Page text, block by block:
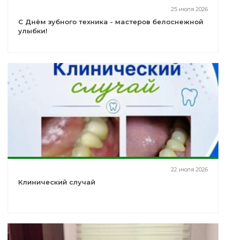
25 июля 2026
С Днём зубного техника - мастеров белоснежной
улыбки!
22 июля 2026
Клинический случай